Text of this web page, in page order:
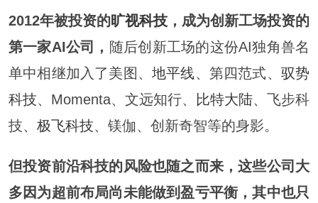
2012年被投资的旷视科技 ，成为创新工场投资的
第一家AI公司， 随后创新工场的这份AI独角兽名
单中相继加入了美图、 地平线、第四范式、 驭势
科技、Momenta、文远知行、 比特大陆、飞步科
技、 极飞科技、镁伽、创新奇智等的身影。
但投资前沿科技的风险也随之而来，这些公司大
多因为超前布局尚未能做到盈亏平衡，其中也只